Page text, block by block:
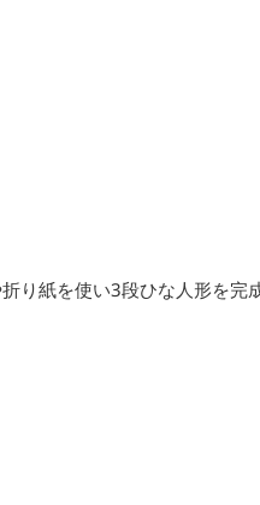
り紙を使い3段ひな人形を完